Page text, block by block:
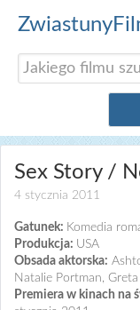
Sex Story /
4 stycznia 2011
Gatunek: Komedia
Produkcja: USA
Obsada aktorska:
Natalie Portman,
Premiera w kinach na